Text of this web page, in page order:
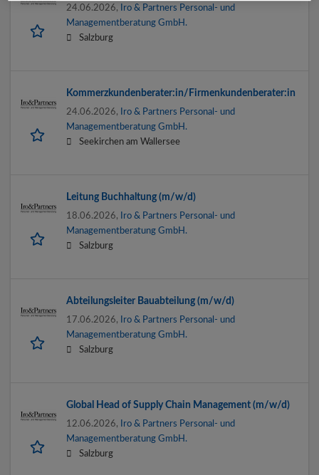
24.06.2026,
Iro & Partners Personal- und
Managementberatung GmbH.
Salzburg
Kommerzkundenberater:in/Firmenkundenberater:in
24.06.2026,
Iro & Partners Personal- und
Managementberatung GmbH.
Seekirchen am Wallersee
Leitung Buchhaltung (m/w/d)
18.06.2026,
Iro & Partners Personal- und
Managementberatung GmbH.
Salzburg
Abteilungsleiter Bauabteilung (m/w/d)
17.06.2026,
Iro & Partners Personal- und
Managementberatung GmbH.
Salzburg
Global Head of Supply Chain Management (m/w/d)
12.06.2026,
Iro & Partners Personal- und
Managementberatung GmbH.
Salzburg